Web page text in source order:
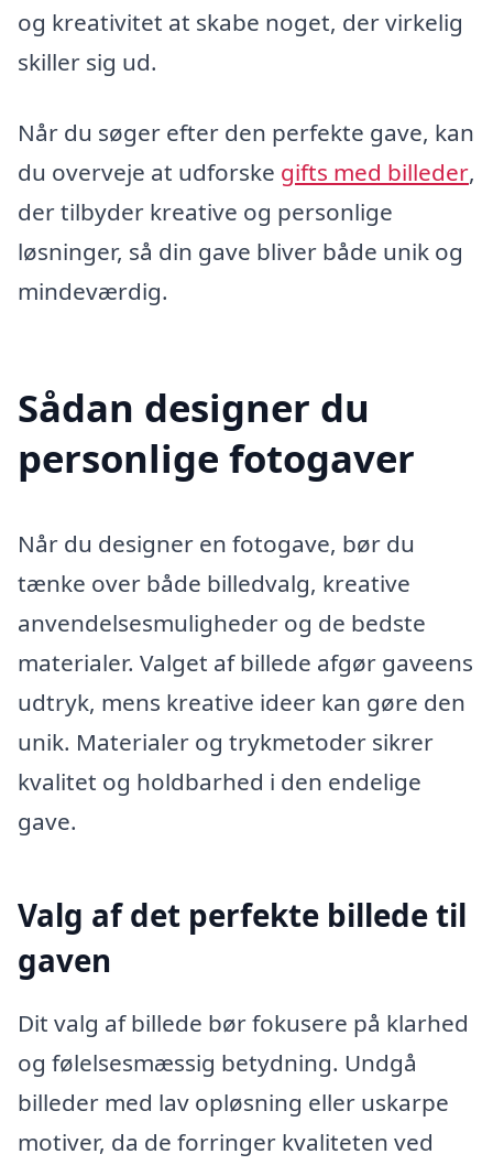
og kreativitet at skabe noget, der virkelig
skiller sig ud.
Når du søger efter den perfekte gave, kan
du overveje at udforske gifts med billeder,
der tilbyder kreative og personlige
løsninger, så din gave bliver både unik og
mindeværdig.
Sådan designer du
personlige fotogaver
Når du designer en fotogave, bør du
tænke over både billedvalg, kreative
anvendelsesmuligheder og de bedste
materialer. Valget af billede afgør gaveens
udtryk, mens kreative ideer kan gøre den
unik. Materialer og trykmetoder sikrer
kvalitet og holdbarhed i den endelige
gave.
Valg af det perfekte billede til
gaven
Dit valg af billede bør fokusere på klarhed
og følelsesmæssig betydning. Undgå
billeder med lav opløsning eller uskarpe
motiver, da de forringer kvaliteten ved